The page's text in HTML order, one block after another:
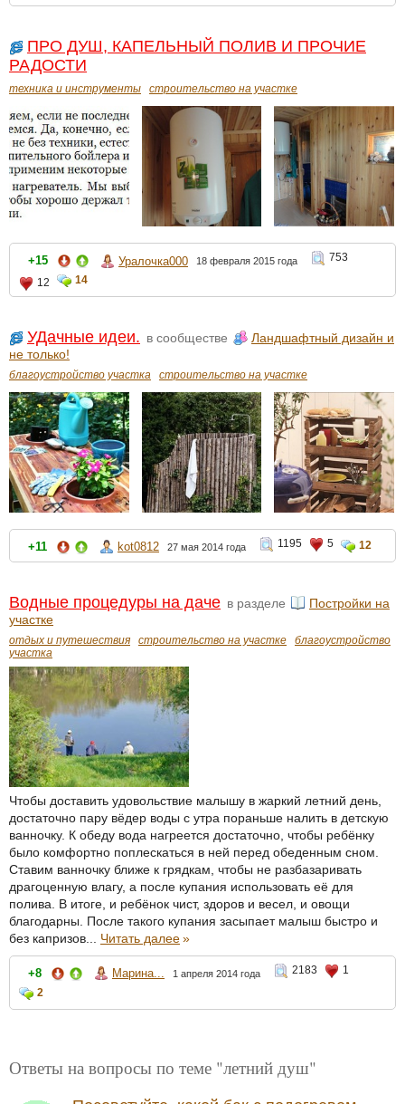
ПРО ДУШ, КАПЕЛЬНЫЙ ПОЛИВ И ПРОЧИЕ
РАДОСТИ
техника и инструменты строительство на участке
+15 Уралочка000 18 февраля 2015 года
753
12
14
УДачные идеи. в сообществе
Ландшафтный дизайн и
не только!
благоустройство участка строительство на участке
+11 kot0812 27 мая 2014 года 1195 5 12
Водные процедуры на даче в разделе
Постройки на
участке
отдых и путешествия строительство на участке
благоустройство
участка
Чтобы доставить удовольствие малышу в жаркий летний день,
достаточно пару вёдер воды с утра пораньше налить в детскую
ванночку. К обеду вода нагреется достаточно, чтобы ребёнку
было комфортно поплескаться в ней перед обеденным сном.
Ставим ванночку ближе к грядкам, чтобы не разбазаривать
драгоценную влагу, а после купания использовать её для
полива. В итоге, и ребёнок чист, здоров и весел, и овощи
благодарны. После такого купания засыпает малыш быстро и
без капризов... Читать далее»
+8 Марина... 1 апреля 2014 года 2183
1
2
Ответы на вопросы по теме "летний душ"